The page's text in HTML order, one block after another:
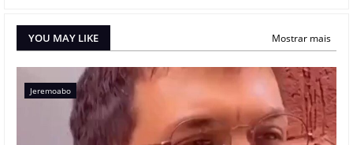
YOU MAY LIKE Mostrar mais
Jeremoabo